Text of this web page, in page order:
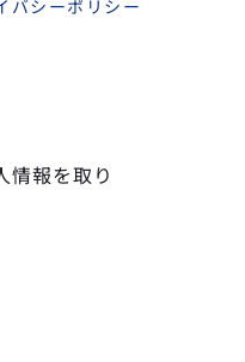
バシーポリシー
情報を取り